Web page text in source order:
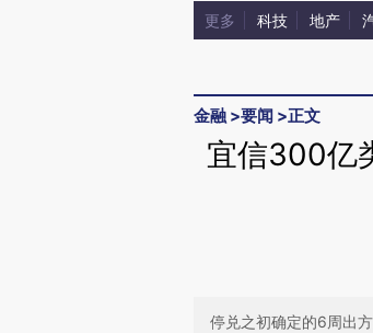
更多 科技 地产
金融 >要闻 >正文
宜信300亿
停兑之初确定的6周出